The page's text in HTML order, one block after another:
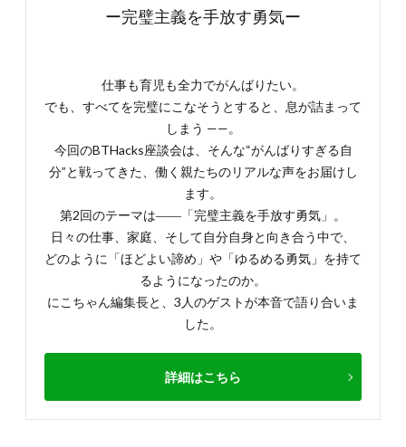
ー完璧主義を手放す勇気ー
仕事も育児も全力でがんばりたい。
でも、すべてを完璧にこなそうとすると、息が詰まって
しまう ——。
今回のBTHacks座談会は、そんな“がんばりすぎる自
分”と戦ってきた、働く親たちのリアルな声をお届けし
ます。
第2回のテーマは――「完璧主義を手放す勇気」。
日々の仕事、家庭、そして自分自身と向き合う中で、
どのように「ほどよい諦め」や「ゆるめる勇気」を持て
るようになったのか。
にこちゃん編集長と、3人のゲストが本音で語り合いま
した。
詳細はこちら